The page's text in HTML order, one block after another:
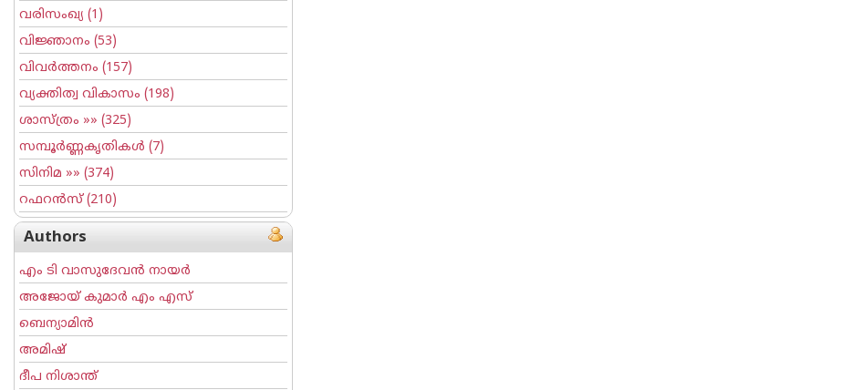
വരിസംഖ്യ (1)
വിജ്ഞാനം (53)
വിവര്‍ത്തനം (157)
വ്യക്തിത്വ വികാസം (198)
ശാസ്ത്രം »» (325)
സമ്പൂര്‍ണ്ണകൃതികള്‍ (7)
സിനിമ »» (374)
റഫറന്‍സ്(210)
Authors
എം ടി വാസുദേവന്‍ നായര്‍
അജോയ് കുമാര്‍ എം എസ്
ബെന്യാമിന്‍
അമിഷ്
ദീപ നിശാന്ത്